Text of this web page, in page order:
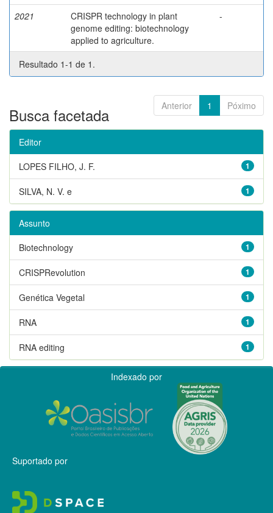
2021
CRISPR technology in plant
genome editing: biotechnology
applied to agriculture.
-
Resultado 1-1 de 1.
Anterior 1 Póximo
Busca facetada
Editor
1
LOPES FILHO, J. F.
1
SILVA, N. V. e
Assunto
1
Biotechnology
1
CRISPRevolution
1
Genética Vegetal
1
RNA
1
RNA editing
Indexado por
Suportado por